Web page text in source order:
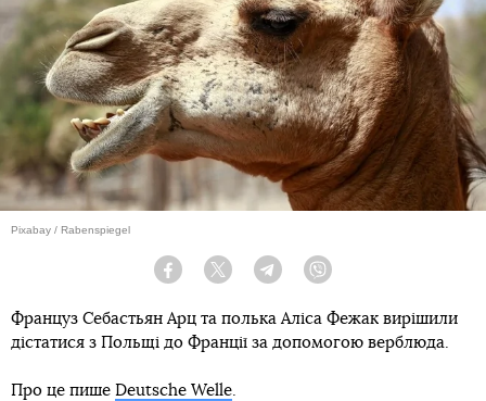
Pixabay / Rabenspiegel
Facebook Twitter Telegram
Француз Себастьян Арц та полька Аліса Фежак вирішили
дістатися з Польщі до Франції за допомогою верблюда.
Про це пише Deutsche Welle.